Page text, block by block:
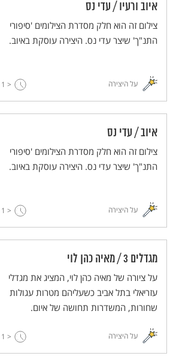
איוב ורעיו / עדי נס
צילום זה הוא חלק מסדרת הצילומים 'סיפורי
התנ"ך' שיצר עדי נס. היצירה עוסקת באיוב.
על היצירה < 1
איוב / עדי נס
צילום זה הוא חלק מסדרת הצילומים 'סיפורי
התנ"ך' שיצר עדי נס. היצירה עוסקת באיוב.
על היצירה < 1
מגדלים 3 / מאיה כהן לוי
על ציורה של מאיה כהן לוי, המציג את מגדלי
עזריאלי בתל אביב כשעליהם מטרות עגולות
שחורות, המשדרות תחושה של איום.
על היצירה < 1